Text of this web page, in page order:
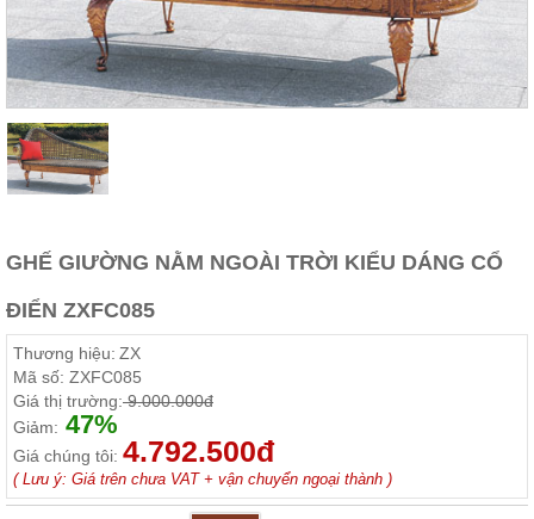
Thất
Phòng
Khách
Sofa,
tủ
rượu,
Bàn
trà...
Phòng
Giường
áo, bàn
trang
điểm
Nội
Thất
Phòng
Ăn
GHẾ GIƯỜNG NẰM NGOÀI TRỜI KIỂU DÁNG CỔ
ĐIỂN ZXFC085
Thương hiệu: ZX
Mã số: ZXFC085
Giá thị trường:9.000.000đ
Giảm: 47%
Giá chúng tôi: 4.792.500đ
( Lưu ý: Giá trên chưa VAT + vận chuyển ngoại thành )